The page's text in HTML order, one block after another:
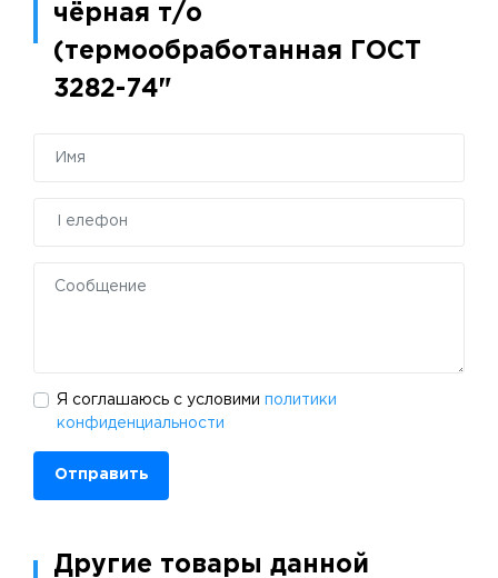
чёрная т/о
(термообработанная ГОСТ
3282-74"
Я соглашаюсь с условими политики
конфиденциальности
Отправить
Другие товары данной